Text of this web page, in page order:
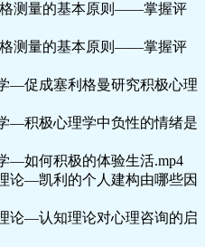
格测量的基本原则——掌握评
格测量的基本原则——掌握评
—促成塞利格曼研究积极心理
—积极心理学中负性的情绪是
—如何积极的体验生活.mp4
论—凯利的个人建构由哪些因
论—认知理论对心理咨询的启